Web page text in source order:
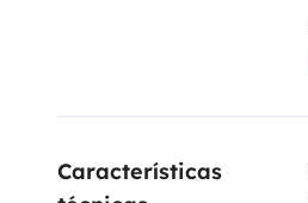
Características